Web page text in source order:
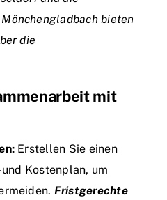
bieten
die
mit
Erstellen Sie einen
Kostenplan, um
Fristgerechte